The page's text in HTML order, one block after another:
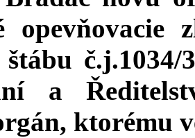
opevňovacie
štábu
a
ktorému